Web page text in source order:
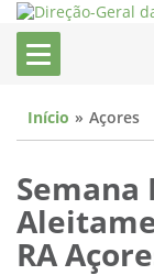
Início Açores
Semana
RA